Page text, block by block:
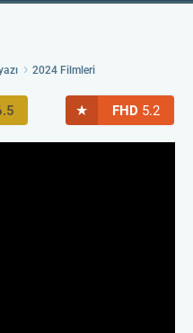
2024 Filmleri
★ FHD 5.2